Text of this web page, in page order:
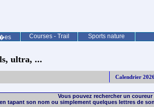
Courses - Trail Sports nature
ultra, ...
Calendrier
Vous pouvez rechercher un coureur
en tapant son nom ou simplement quelques lettres de